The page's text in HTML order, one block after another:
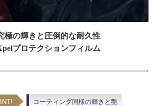
極の輝きと圧倒的な耐久性
プロテクションフィルム
コーティング同様の輝きと艶